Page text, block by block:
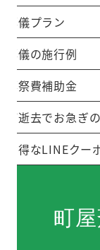
葬儀プラン
葬儀の施行例
葬祭費補助金
ご逝去でお急ぎ
お得なLINEクー
町